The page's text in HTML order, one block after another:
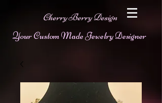
Cherry Berry Design
Your Custom Made Jewelry Designer